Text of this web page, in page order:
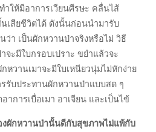
ำให้มีอาการเวียนศีรษะ คลื่นไส้
เสียชีวิตได้ ดังนั้นก่อนนำมารับ
ว่า เป็นผักหวานป่าจริงหรือไม่ วิธี
จะมีใบกรอบเปราะ ขยำแล้วจะ
หวานเมาจะมีใบเหนียวนุ่มไม่หักง่าย
รับประทานผักหวานป่าแบบสด ๆ
าการเบื่อเมา อาเจียน และเป็นไข้
ผักหวานป่านั้นดีกับสุขภาพไม่แพ้กับ